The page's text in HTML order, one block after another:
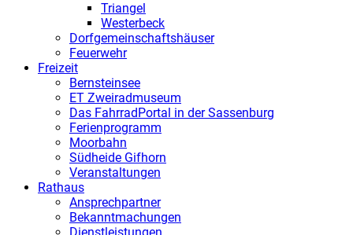
Triangel
Westerbeck
Dorfgemeinschaftshäuser
Feuerwehr
Freizeit
Bernsteinsee
ET Zweiradmuseum
Das FahrradPortal in der Sassenburg
Ferienprogramm
Moorbahn
Südheide Gifhorn
Veranstaltungen
Rathaus
Ansprechpartner
Bekanntmachungen